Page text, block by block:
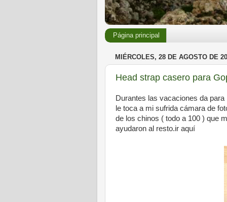
Página principal
MIÉRCOLES, 28 DE AGOSTO DE
Head strap casero para
Durantes las vacaciones da
le toca a mi sufrida cámara de
de los chinos ( todo a 100 ) que
ayudaron al resto.ir aquí